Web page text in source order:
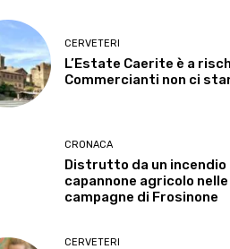
CERVETERI
L’Estate Caerite è a
Commercianti non ci
CRONACA
Distrutto da un incendio
capannone agricolo nelle
campagne di Frosinone
CERVETERI